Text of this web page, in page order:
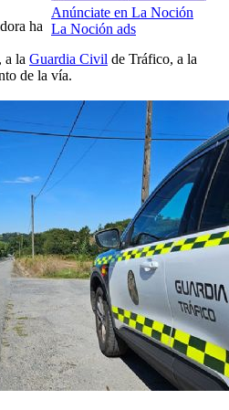
Anúnciate en La Noción
La Noción ads
ha
, a la Guardia Civil de Tráfico, a la
de la vía.